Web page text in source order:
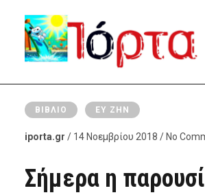
ΒΙΒΛΊΟ ΕΥ ΖΗΝ
iporta.gr / 14 Νοεμβρίου 2018 / No
Σήμερα η